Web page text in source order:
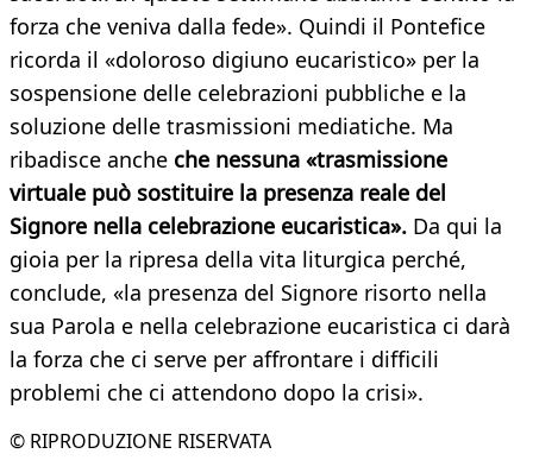
forza che veniva dalla fede». Quindi il Pontefice
ricorda il «doloroso digiuno eucaristico» per la
sospensione delle celebrazioni pubbliche e la
soluzione delle trasmissioni mediatiche. Ma
ribadisce anche che nessuna «trasmissione
virtuale può sostituire la presenza reale del
Signore nella celebrazione eucaristica». Da qui la
gioia per la ripresa della vita liturgica perché,
conclude, «la presenza del Signore risorto nella
sua Parola e nella celebrazione eucaristica ci darà
la forza che ci serve per affrontare i difficili
problemi che ci attendono dopo la crisi».
© RIPRODUZIONE RISERVATA